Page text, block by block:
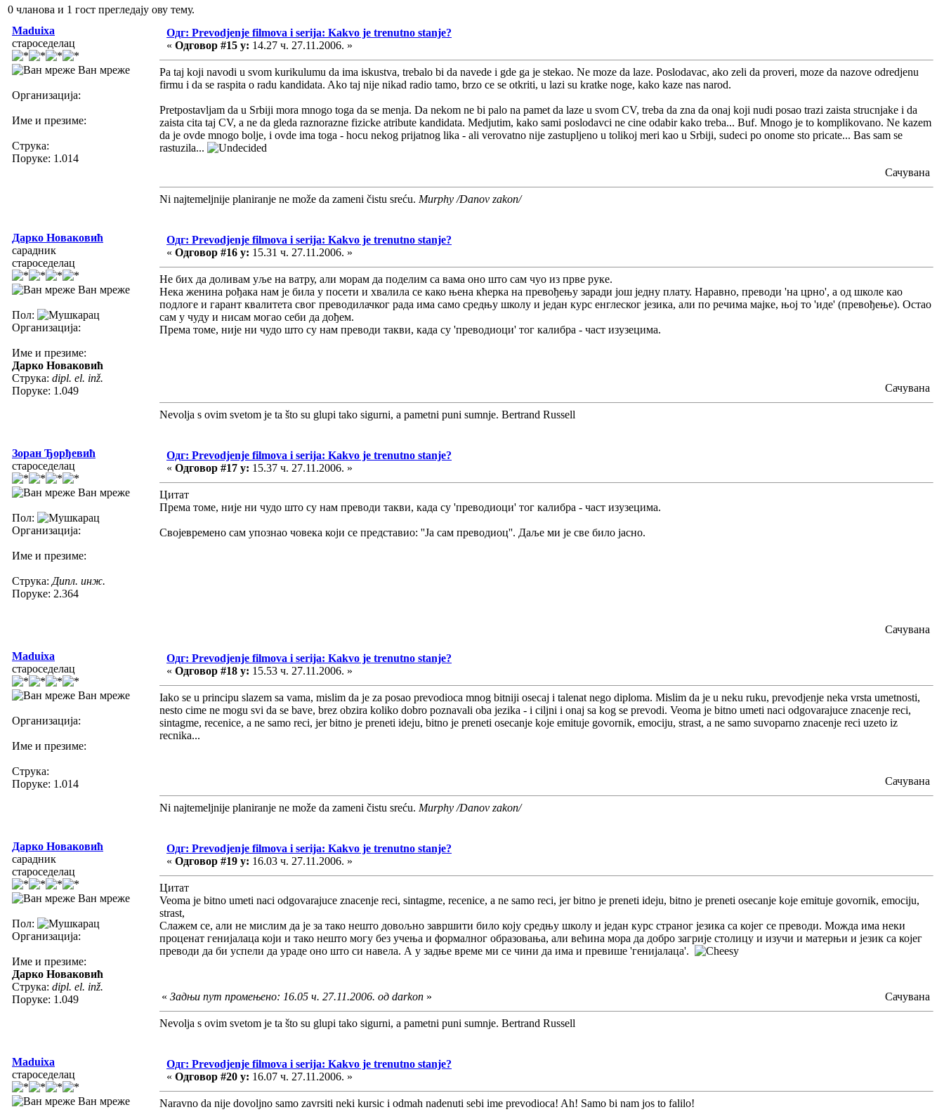
0 чланова и 1 гост прегледају ову тему.
Maduixa
староседелац
Ван мреже
Организација:
Име и презиме:
Струка:
Поруке: 1.014
Одг: Prevodjenje filmova i serija: Kakvo je trenutno stanje?
« Одговор #15 у: 14.27 ч. 27.11.2006. »
Pa taj koji navodi u svom kurikulumu da ima iskustva, trebalo bi da navede i gde ga je stekao. Ne moze da laze. Poslodavac, ako zeli da proveri, moze da nazove odredjenu
firmu i da se raspita o radu kandidata. Ako taj nije nikad radio tamo, brzo ce se otkriti, u lazi su kratke noge, kako kaze nas narod.
Pretpostavljam da u Srbiji mora mnogo toga da se menja. Da nekom ne bi palo na pamet da laze u svom CV, treba da zna da onaj koji nudi posao trazi zaista strucnjake i da
zaista cita taj CV, a ne da gleda raznorazne fizicke atribute kandidata. Medjutim, kako sami poslodavci ne cine odabir kako treba... Buf. Mnogo je to komplikovano. Ne kazem
da je ovde mnogo bolje, i ovde ima toga - hocu nekog prijatnog lika - ali verovatno nije zastupljeno u tolikoj meri kao u Srbiji, sudeci po onome sto pricate... Bas sam se
rastuzila...
Сачувана
Ni najtemeljnije planiranje ne može da zameni čistu sreću. Murphy /Danov zakon/
Дарко Новаковић
сарадник
староседелац
Ван мреже
Пол:
Организација:
Име и презиме:
Дарко Новаковић
Струка: dipl. el. inž.
Поруке: 1.049
Одг: Prevodjenje filmova i serija: Kakvo je trenutno stanje?
« Одговор #16 у: 15.31 ч. 27.11.2006. »
Не бих да доливам уље на ватру, али морам да поделим са вама оно што сам чуо из прве руке.
Нека женина рођака нам је била у посети и хвалила се како њена кћерка на превођењу заради још једну плату. Наравно, преводи 'на црно', а од школе као
подлоге и гарант квалитета свог преводилачког рада има само средњу школу и један курс енглеског језика, али по речима мајке, њој то 'иде' (превођење). Остао
сам у чуду и нисам могао себи да дођем.
Према томе, није ни чудо што су нам преводи такви, када су 'преводиоци' тог калибра - част изузецима.
Сачувана
Nevolja s ovim svetom je ta što su glupi tako sigurni, a pametni puni sumnje. Bertrand Russell
Зоран Ђорђевић
староседелац
Ван мреже
Пол:
Организација:
Име и презиме:
Струка: Дипл. инж.
Поруке: 2.364
Одг: Prevodjenje filmova i serija: Kakvo je trenutno stanje?
« Одговор #17 у: 15.37 ч. 27.11.2006. »
Цитат
Према томе, није ни чудо што су нам преводи такви, када су 'преводиоци' тог калибра - част изузецима.
Својевремено сам упознао човека који се представио: ''Ја сам преводиоц''. Даље ми је све било јасно.
Сачувана
Maduixa
староседелац
Ван мреже
Организација:
Име и презиме:
Струка:
Поруке: 1.014
Одг: Prevodjenje filmova i serija: Kakvo je trenutno stanje?
« Одговор #18 у: 15.53 ч. 27.11.2006. »
Iako se u principu slazem sa vama, mislim da je za posao prevodioca mnog bitniji osecaj i talenat nego diploma. Mislim da je u neku ruku, prevodjenje neka vrsta umetnosti,
nesto cime ne mogu svi da se bave, brez obzira koliko dobro poznavali oba jezika - i ciljni i onaj sa kog se prevodi. Veoma je bitno umeti naci odgovarajuce znacenje reci,
sintagme, recenice, a ne samo reci, jer bitno je preneti ideju, bitno je preneti osecanje koje emituje govornik, emociju, strast, a ne samo suvoparno znacenje reci uzeto iz
recnika...
Сачувана
Ni najtemeljnije planiranje ne može da zameni čistu sreću. Murphy /Danov zakon/
Дарко Новаковић
сарадник
староседелац
Ван мреже
Пол:
Организација:
Име и презиме:
Дарко Новаковић
Струка: dipl. el. inž.
Поруке: 1.049
Одг: Prevodjenje filmova i serija: Kakvo je trenutno stanje?
« Одговор #19 у: 16.03 ч. 27.11.2006. »
Цитат
Veoma je bitno umeti naci odgovarajuce znacenje reci, sintagme, recenice, a ne samo reci, jer bitno je preneti ideju, bitno je preneti osecanje koje emituje govornik, emociju,
strast,
Слажем се, али не мислим да је за тако нешто довољно завршити било коју средњу школу и један курс страног језика са којег се преводи. Можда има неки
проценат генијалаца који и тако нешто могу без учења и формалног образовања, али већина мора да добро загрије столицу и изучи и матерњи и језик са којег
преводи да би успели да ураде оно што си навела. А у задње време ми се чини да има и превише 'генијалаца'.
« Задњи пут промењено: 16.05 ч. 27.11.2006. од darkon » Сачувана
Nevolja s ovim svetom je ta što su glupi tako sigurni, a pametni puni sumnje. Bertrand Russell
Maduixa
староседелац
Ван мреже
Одг: Prevodjenje filmova i serija: Kakvo je trenutno stanje?
« Одговор #20 у: 16.07 ч. 27.11.2006. »
Naravno da nije dovoljno samo zavrsiti neki kursic i odmah nadenuti sebi ime prevodioca! Ah! Samo bi nam jos to falilo!